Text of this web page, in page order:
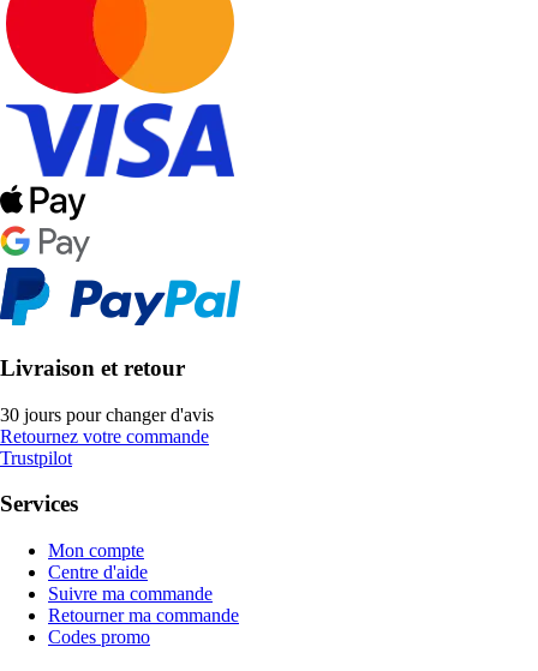
Livraison et retour
30 jours pour changer d'avis
Retournez votre commande
Trustpilot
Services
Mon compte
Centre d'aide
Suivre ma commande
Retourner ma commande
Codes promo